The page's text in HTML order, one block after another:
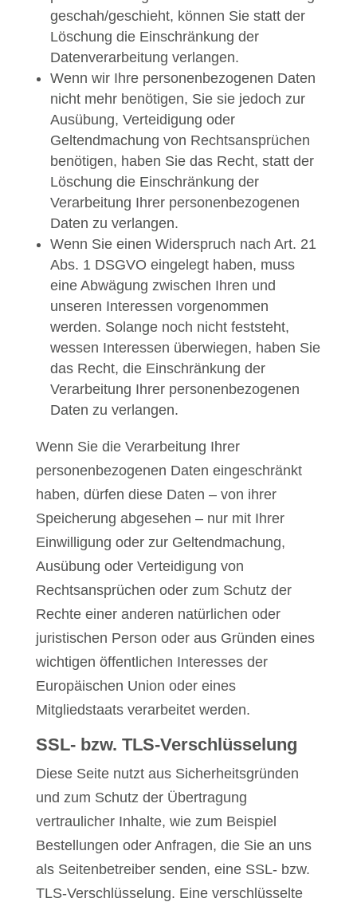
geschah/geschieht, können Sie statt der
Löschung die Einschränkung der
Datenverarbeitung verlangen.
Wenn wir Ihre personenbezogenen Daten
nicht mehr benötigen, Sie sie jedoch zur
Ausübung, Verteidigung oder
Geltendmachung von Rechtsansprüchen
benötigen, haben Sie das Recht, statt der
Löschung die Einschränkung der
Verarbeitung Ihrer personenbezogenen
Daten zu verlangen.
Wenn Sie einen Widerspruch nach Art. 21
Abs. 1 DSGVO eingelegt haben, muss
eine Abwägung zwischen Ihren und
unseren Interessen vorgenommen
werden. Solange noch nicht feststeht,
wessen Interessen überwiegen, haben Sie
das Recht, die Einschränkung der
Verarbeitung Ihrer personenbezogenen
Daten zu verlangen.
Wenn Sie die Verarbeitung Ihrer
personenbezogenen Daten eingeschränkt
haben, dürfen diese Daten – von ihrer
Speicherung abgesehen – nur mit Ihrer
Einwilligung oder zur Geltendmachung,
Ausübung oder Verteidigung von
Rechtsansprüchen oder zum Schutz der
Rechte einer anderen natürlichen oder
juristischen Person oder aus Gründen eines
wichtigen öffentlichen Interesses der
Europäischen Union oder eines
Mitgliedstaats verarbeitet werden.
SSL- bzw. TLS-Verschlüsselung
Diese Seite nutzt aus Sicherheitsgründen
und zum Schutz der Übertragung
vertraulicher Inhalte, wie zum Beispiel
Bestellungen oder Anfragen, die Sie an uns
als Seitenbetreiber senden, eine SSL- bzw.
TLS-Verschlüsselung. Eine verschlüsselte